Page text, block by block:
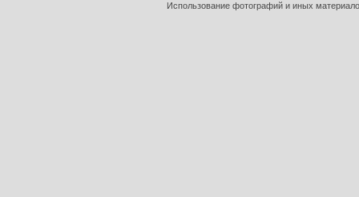
Использование фотографий и иных